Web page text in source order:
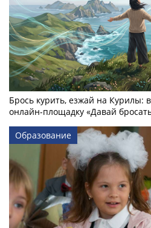
Брось курить, езжай на Курилы:
онлайн-­площадку «Давай
Образование